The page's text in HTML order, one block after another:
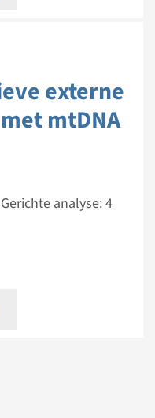
externe
mtDNA
analyse: 4